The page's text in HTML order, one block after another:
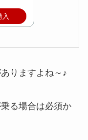
入
りますよね～♪
る場合は必須か